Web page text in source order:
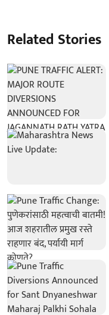
Related Stories